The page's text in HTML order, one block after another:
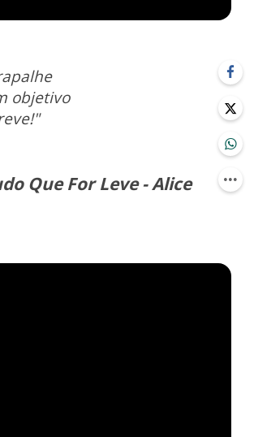
objetivo
Que For Leve - Alice